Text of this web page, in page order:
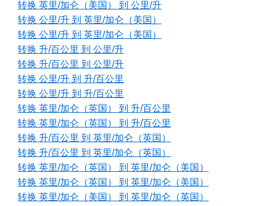
转换 英里/加仑（美国） 到 公里/升
转换 公里/升 到 英里/加仑（美国）
转换 公里/升 到 英里/加仑（美国）
转换 升/百公里 到 公里/升
转换 升/百公里 到 公里/升
转换 公里/升 到 升/百公里
转换 公里/升 到 升/百公里
转换 英里/加仑（英国） 到 升/百公里
转换 英里/加仑（英国） 到 升/百公里
转换 升/百公里 到 英里/加仑（英国）
转换 升/百公里 到 英里/加仑（英国）
转换 英里/加仑（英国） 到 英里/加仑（美国）
转换 英里/加仑（英国） 到 英里/加仑（美国）
转换 英里/加仑（美国） 到 英里/加仑（英国）